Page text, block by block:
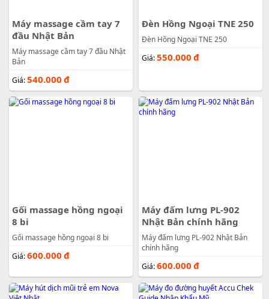
Máy massage cầm tay 7
đầu Nhật Bản
Máy massage cầm tay 7 đầu Nhật
Bản
Giá:540.000 đ
Đèn Hồng Ngoại TNE 250
Đèn Hồng Ngoại TNE 250
Giá:550.000 đ
Gối massage hồng ngoại
8 bi
Gối massage hồng ngoại 8 bi
Giá:600.000 đ
Máy đấm lưng PL-902
Nhật Bản chính hãng
Máy đấm lưng PL-902 Nhật Bản
chính hãng
Giá:600.000 đ